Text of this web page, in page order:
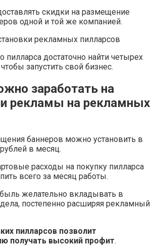
скидки на размещение
одной и той же компанией.
пилларса достаточно найти четырех
запустить свой бизнес.
заработать на
рекламы на рекламных
баннеров можно установить в
в месяц.
расходы на покупку пилларса
всего за месяц работы.
желательно вкладывать в
постепенно расширяя рекламный
пилларсов позволит
получать высокий профит.